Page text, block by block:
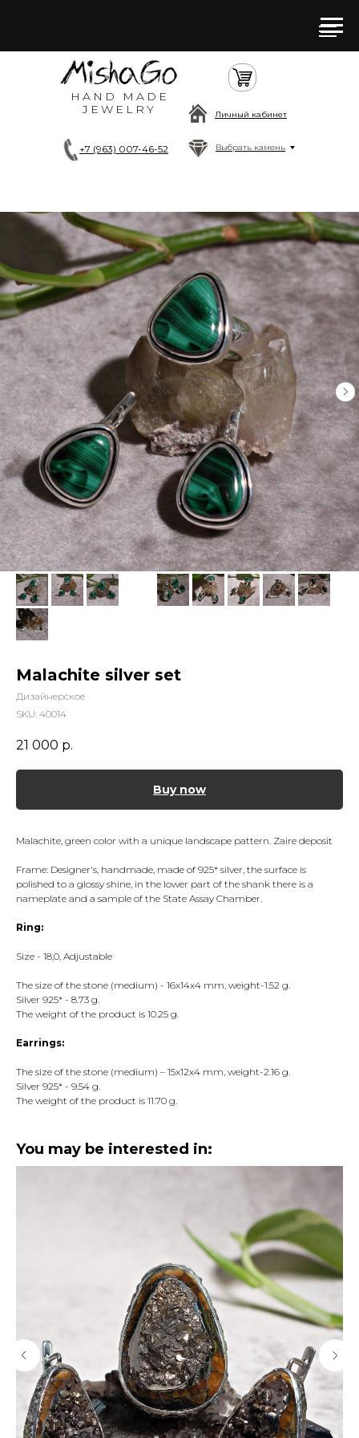
HAND MADE
JEWELRY
+7 (963) 007-46-52 Выбрать камень
Личный кабинет
Malachite silver set
Дизайнерское
SKU: 40014
21 000 р.
Buy now
Malachite, green color with a unique landscape pattern. Zaire deposit
Frame: Designer's, handmade, made of 925* silver, the surface is
polished to a glossy shine, in the lower part of the shank there is a
nameplate and a sample of the State Assay Chamber.
Ring:
Size - 18,0, Adjustable
The size of the stone (medium) - 16x14x4 mm, weight-1.52 g.
Silver 925* - 8.73 g.
The weight of the product is 10.25 g.
Earrings:
The size of the stone (medium) – 15x12x4 mm, weight-2.16 g.
Silver 925* - 9.54 g.
The weight of the product is 11.70 g.
You may be interested in: